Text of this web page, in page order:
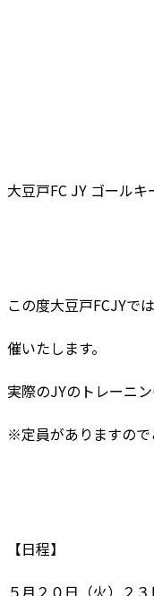
大豆戸FC JY ゴールキ
この度大豆戸FCJYで
催いたします。
実際のJYのトレーニ
※定員がありますので
【日程】